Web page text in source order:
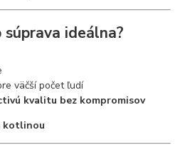
ideálna?
väčší počet ľudí
kvalitu bez kompromisov